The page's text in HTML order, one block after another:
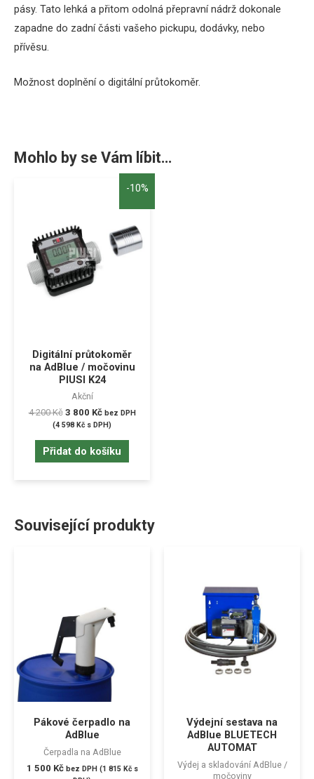
pásy. Tato lehká a přitom odolná přepravní nádrž dokonale
zapadne do zadní části vašeho pickupu, dodávky, nebo
přívěsu.
Možnost doplnění o digitální průtokoměr.
Mohlo by se Vám líbit…
-10%
Digitální průtokoměr
na AdBlue / močovinu
PIUSI K24
Akční
4 200Kč 3 800 Kč bez DPH
(4 598 Kč s DPH)
Přidat do košíku
Související produkty
Pákové čerpadlo na
AdBlue
Čerpadla na AdBlue
1 500 Kč bez DPH (1 815 Kčs
Výdejní sestava na
AdBlue BLUETECH
AUTOMAT
Výdej a skladování AdBlue /
močoviny